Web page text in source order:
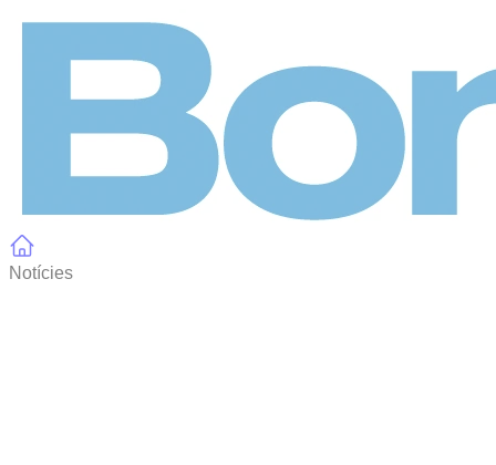
Notícies